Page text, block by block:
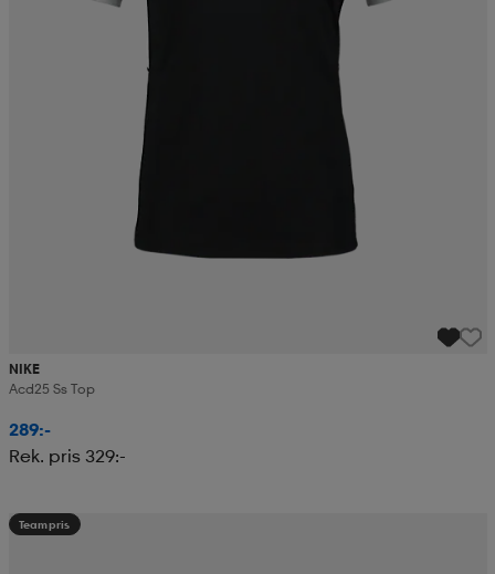
NIKE
Acd25 Ss Top
289:-
Rek. pris 329:-
Teampris